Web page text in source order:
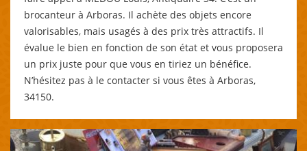
brocanteur à Arboras. Il achète des objets encore
valorisables, mais usagés à des prix très attractifs. Il
évalue le bien en fonction de son état et vous proposera
un prix juste pour que vous en tiriez un bénéfice.
N’hésitez pas à le contacter si vous êtes à Arboras,
34150.